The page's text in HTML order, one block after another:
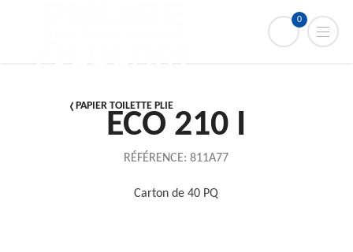
0
PAPIER TOILETTE PLIE
ECO 210 I
RÉFÉRENCE: 811A77
Carton de 40 PQ